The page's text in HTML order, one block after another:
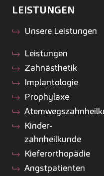
LEISTUNGEN
Unsere Leistungen
Leistungen
Zahnästhetik
Implantologie
Prophylaxe
Kinder­
zahnheilkunde
Kiefer­orthopädie
Angstpatienten